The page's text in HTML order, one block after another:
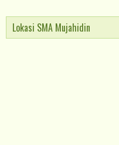
Lokasi SMA Mujahidin